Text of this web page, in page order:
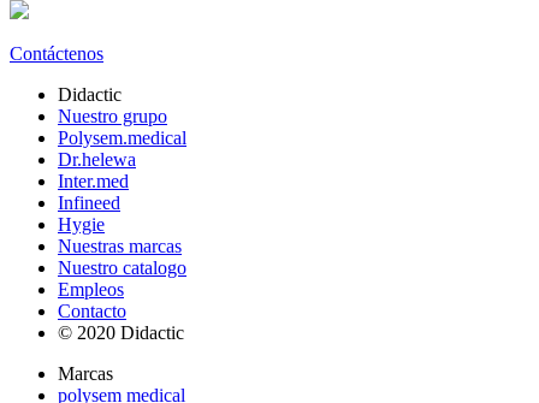
Contáctenos
Didactic
Nuestro grupo
Polysem.medical
Dr.helewa
Inter.med
Infineed
Hygie
Nuestras marcas
Nuestro catalogo
Empleos
Contacto
© 2020 Didactic
Marcas
polysem medical